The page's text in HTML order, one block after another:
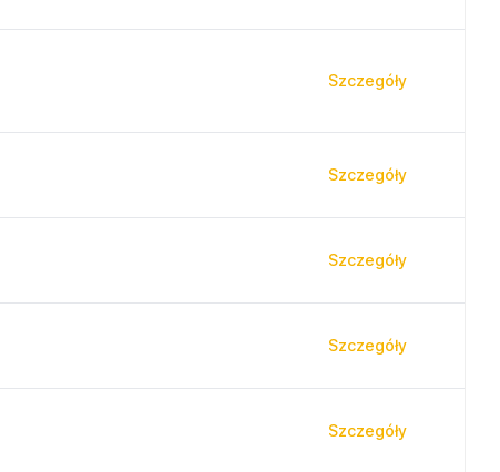
Szczegóły
Szczegóły
Szczegóły
Szczegóły
Szczegóły